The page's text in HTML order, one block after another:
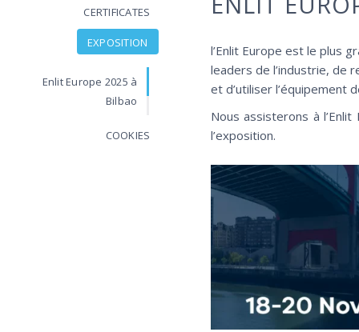
CERTIFICATES
EXPOSITION
Enlit Europe 2025 à
Bilbao
COOKIES
l’Enlit Europe est le plus
leaders de l’industrie, de
et d’utiliser l’équipement
Nous assisterons à
l’exposition.